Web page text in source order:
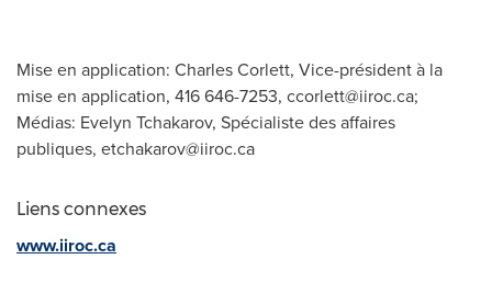
Mise en application: Charles Corlett, Vice-président à la
mise en application, 416 646-7253, ccorlett@iiroc.ca;
Médias: Evelyn Tchakarov, Spécialiste des affaires
publiques, etchakarov@iiroc.ca
Liens connexes
www.iiroc.ca